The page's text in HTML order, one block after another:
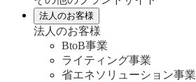
法人のお客様
法人のお客様
BtoB事業
ライティング事業
省エネソリューション事業